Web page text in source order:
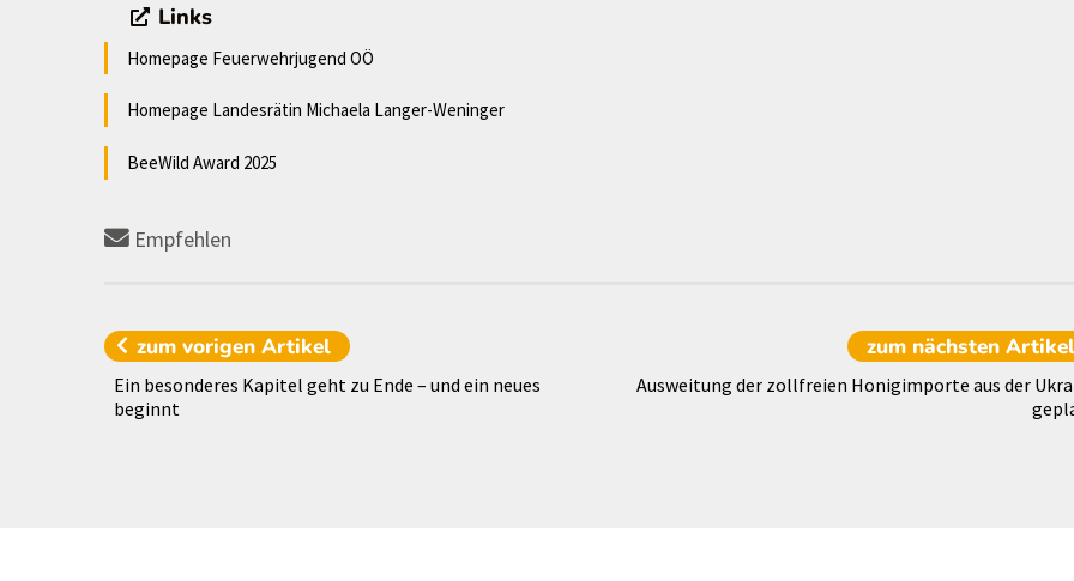
Links
Homepage Feuerwehrjugend OÖ
Homepage Landesrätin Michaela Langer-Weninger
BeeWild Award 2025
Empfehlen
zum vorigenArtikel
Ein besonderes Kapitel geht zu Ende – und ein neues
beginnt
zum nächsten Artikel
Ausweitung der zollfreien Honigimporte aus der